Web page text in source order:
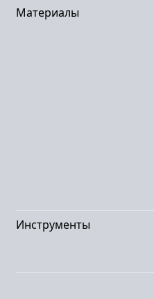
Материалы
Инструменты